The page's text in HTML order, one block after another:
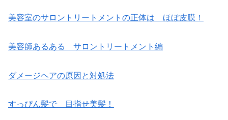
美容室のサロントリートメントの正体は ほぼ皮膜！
美容師あるある サロントリートメント編
ダメージヘアの原因と対処法
すっぴん髪で 目指せ美髪！